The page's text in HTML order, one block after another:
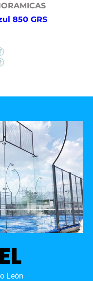
850 GRS
León